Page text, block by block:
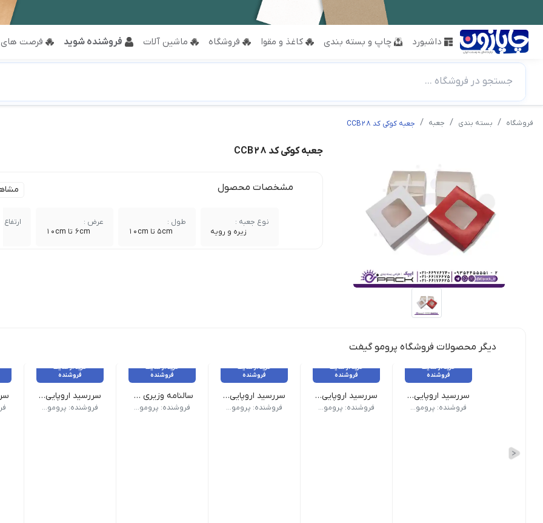
داشبورد چاپ و بسته بندی کاغذ و مقوا فروشگاه ماشین آلات فروشنده شوید فرصت
جستجو در فروشگاه ...
فروشگاه بسته بندی جعبه جعبه کوکی کد CCB28
جعبه کوکی کد CCB28
مشخصات محصول
نوع جعبه :
زیره و رویه
طول :
5cm تا 10cm
عرض :
6cm تا 10cm
ارتفاع :
دیگر محصولات فروشگاه پرومو گیفت
خرید از سایت
فروشنده
سررسید اروپایی کد 309
نوع سررسید (سالنامه) اروپایی | ابعاد 13.5×22 | صفحات روزشمار (جمعه مشترک) | صفحات داخلی دو رنگ
فروشنده: پرومو گیفت
خرید از سایت
فروشنده
سررسید اروپایی کد 308
نوع سررسید (سالنامه) اروپایی | ابعاد 13.5×22 | صفحات روزشمار (جمعه مشترک) | صفحات داخلی دو رنگ
فروشنده: پرومو گیفت
خرید از سایت
فروشنده
سررسید اروپایی کد 306
نوع سررسید (سالنامه) اروپایی | ابعاد 13.5×22 | صفحات روزشمار (جمعه مشترک) | صفحات داخلی دو رنگ
فروشنده: پرومو گیفت
خرید از سایت
فروشنده
سالنامه وزیری کد 125
وع سررسید (سالنامه) وزیری | ابعاد 17×24 صفحات روزشمار (جمعه مشترک) | صفحات داخلی دو رنگ صحافی دوخت | جلد چرم دو تکه تنوع چاپ نقره کوب, حک لیزر, داغی, طلا کوب | رنگبندی طبق تصویر
فروشنده: پرومو گیفت
خرید از سایت
فروشنده
سررسید اروپایی کد 303
نوع سررسید (سالنامه) اروپایی | ابعاد 13.5×22 | صفحات روزشمار (جمعه
فروشنده: پرومو گیفت
نوع